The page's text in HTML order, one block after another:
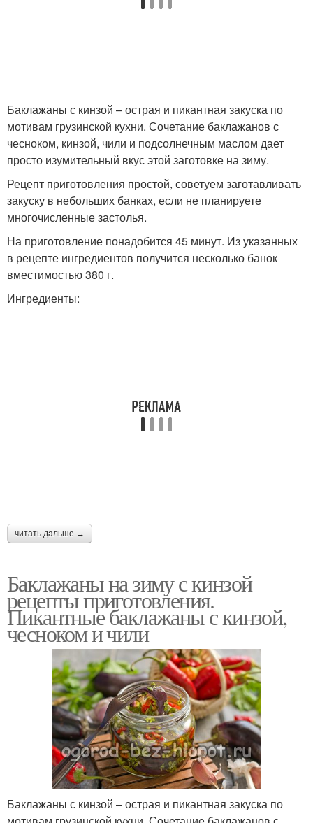
Баклажаны с кинзой – острая и пикантная закуска по
мотивам грузинской кухни. Сочетание баклажанов с
чесноком, кинзой, чили и подсолнечным маслом дает
просто изумительный вкус этой заготовке на зиму.
Рецепт приготовления простой, советуем заготавливать
закуску в небольших банках, если не планируете
многочисленные застолья.
На приготовление понадобится 45 минут. Из указанных
в рецепте ингредиентов получится несколько банок
вместимостью 380 г.
Ингредиенты:
читать дальше →
Баклажаны на зиму с кинзой
рецепты приготовления.
Пикантные баклажаны с кинзой,
чесноком и чили
Баклажаны с кинзой – острая и пикантная закуска по